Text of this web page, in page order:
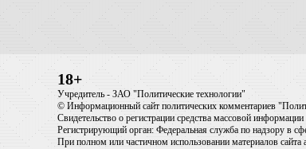
18+
Учредитель - ЗАО "Политические технологии"
© Информационный сайт политических комментариев
Свидетельство о регистрации средства массовой
Регистрирующий орган: Федеральная служба по надзору в
При полном или частичном использовании материалов